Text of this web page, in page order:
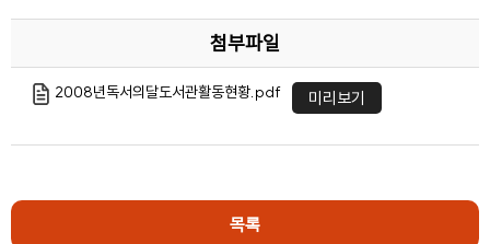
첨부파일
2008년독서의달도서관활동현황.pdf 미리보기
목록